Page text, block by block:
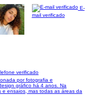
E-
mail verificado
verificado
por fotografia e
gráfico há 4 anos. Na
ensaios, mas todas as áreas da